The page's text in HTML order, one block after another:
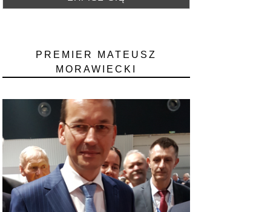
PREMIER MATEUSZ
MORAWIECKI